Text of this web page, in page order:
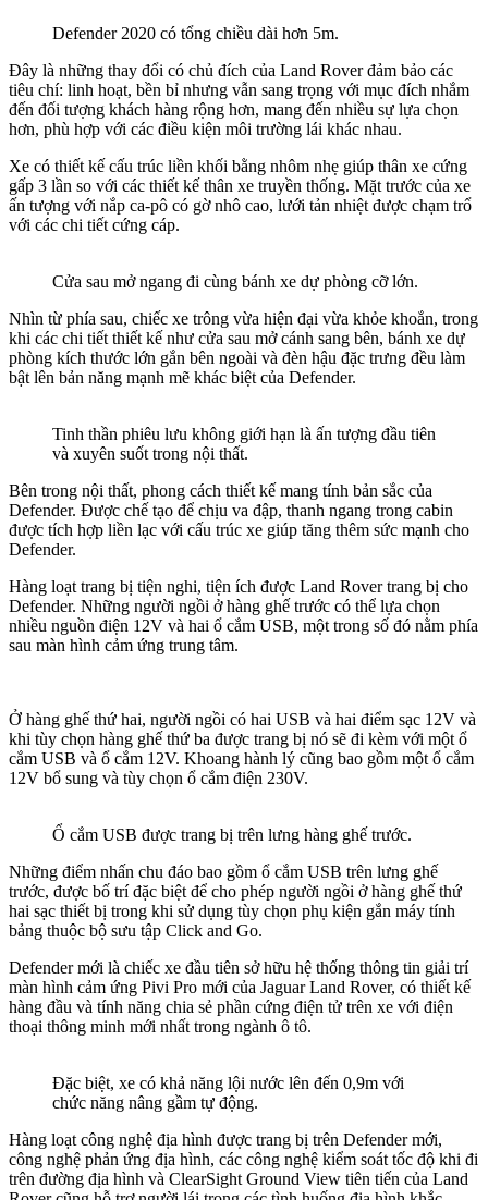
Defender 2020 có tổng chiều dài hơn 5m.
Đây là những thay đổi có chủ đích của Land Rover đảm bảo các
tiêu chí: linh hoạt, bền bỉ nhưng vẫn sang trọng với mục đích nhắm
đến đối tượng khách hàng rộng hơn, mang đến nhiều sự lựa chọn
hơn, phù hợp với các điều kiện môi trường lái khác nhau.
Xe có thiết kế cấu trúc liền khối bằng nhôm nhẹ giúp thân xe cứng
gấp 3 lần so với các thiết kế thân xe truyền thống. Mặt trước của xe
ấn tượng với nắp ca-pô có gờ nhô cao, lưới tản nhiệt được chạm trổ
với các chi tiết cứng cáp.
Cửa sau mở ngang đi cùng bánh xe dự phòng cỡ lớn.
Nhìn từ phía sau, chiếc xe trông vừa hiện đại vừa khỏe khoắn, trong
khi các chi tiết thiết kế như cửa sau mở cánh sang bên, bánh xe dự
phòng kích thước lớn gắn bên ngoài và đèn hậu đặc trưng đều làm
bật lên bản năng mạnh mẽ khác biệt của Defender.
Tinh thần phiêu lưu không giới hạn là ấn tượng đầu tiên
và xuyên suốt trong nội thất.
Bên trong nội thất, phong cách thiết kế mang tính bản sắc của
Defender. Được chế tạo để chịu va đập, thanh ngang trong cabin
được tích hợp liền lạc với cấu trúc xe giúp tăng thêm sức mạnh cho
Defender.
Hàng loạt trang bị tiện nghi, tiện ích được Land Rover trang bị cho
Defender. Những người ngồi ở hàng ghế trước có thể lựa chọn
nhiều nguồn điện 12V và hai ổ cắm USB, một trong số đó nằm phía
sau màn hình cảm ứng trung tâm.
Ở hàng ghế thứ hai, người ngồi có hai USB và hai điểm sạc 12V và
khi tùy chọn hàng ghế thứ ba được trang bị nó sẽ đi kèm với một ổ
cắm USB và ổ cắm 12V. Khoang hành lý cũng bao gồm một ổ cắm
12V bổ sung và tùy chọn ổ cắm điện 230V.
Ổ cắm USB được trang bị trên lưng hàng ghế trước.
Những điểm nhấn chu đáo bao gồm ổ cắm USB trên lưng ghế
trước, được bố trí đặc biệt để cho phép người ngồi ở hàng ghế thứ
hai sạc thiết bị trong khi sử dụng tùy chọn phụ kiện gắn máy tính
bảng thuộc bộ sưu tập Click and Go.
Defender mới là chiếc xe đầu tiên sở hữu hệ thống thông tin giải trí
màn hình cảm ứng Pivi Pro mới của Jaguar Land Rover, có thiết kế
hàng đầu và tính năng chia sẻ phần cứng điện tử trên xe với điện
thoại thông minh mới nhất trong ngành ô tô.
Đặc biệt, xe có khả năng lội nước lên đến 0,9m với
chức năng nâng gầm tự động.
Hàng loạt công nghệ địa hình được trang bị trên Defender mới,
công nghệ phản ứng địa hình, các công nghệ kiểm soát tốc độ khi đi
trên đường địa hình và ClearSight Ground View tiên tiến của Land